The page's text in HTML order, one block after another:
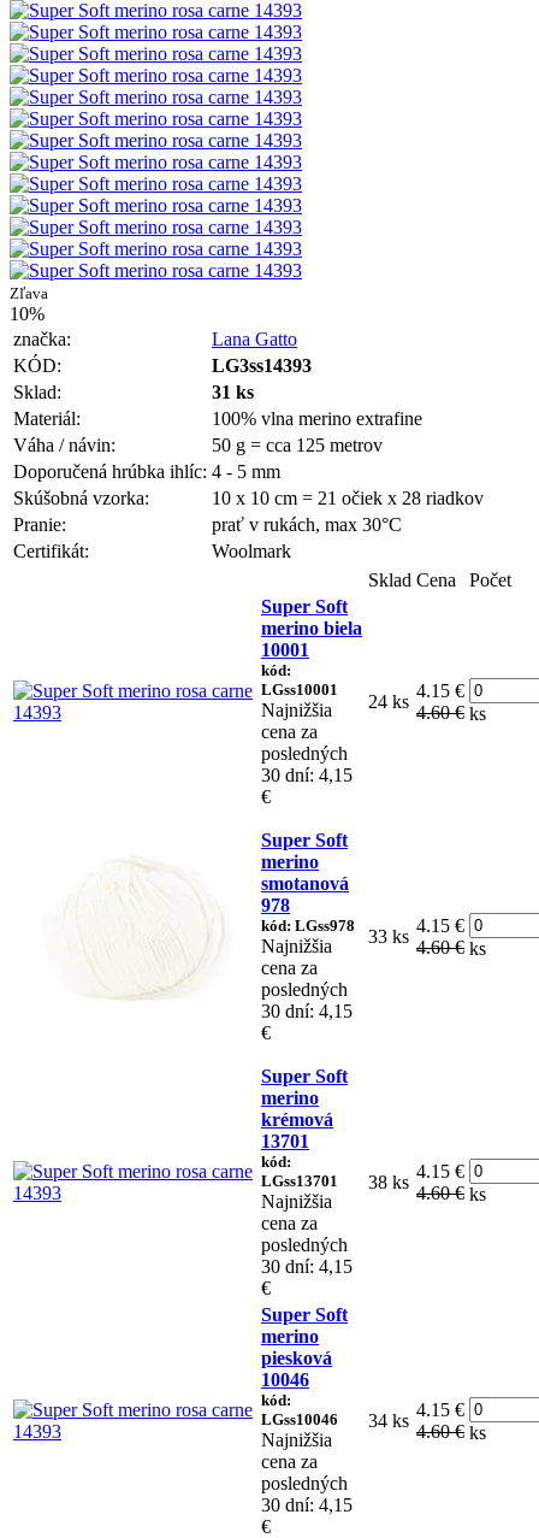
Zľava
10%
značka:
Lana Gatto
KÓD:
LG3ss14393
Sklad:
31 ks
Materiál:
100% vlna merino extrafine
Váha / návin:
50 g = cca 125 metrov
Doporučená hrúbka ihlíc: 4 - 5 mm
Skúšobná vzorka:
10 x 10 cm = 21 očiek x 28 riadkov
Pranie:
prať v rukách, max 30°C
Certifikát:
Woolmark
Sklad Cena
Počet
Super Soft
merino biela
10001
kód:
LGss10001
Najnižšia
cena za
posledných
30 dní: 4,15
€
24 ks
4.15 €
4.60 € ks
Super Soft
merino
smotanová
978
kód: LGss978
Najnižšia
cena za
posledných
30 dní: 4,15
€
33 ks
4.15 €
4.60 € ks
Super Soft
merino
krémová
13701
kód:
LGss13701
Najnižšia
cena za
posledných
30 dní: 4,15
€
38 ks
4.15 €
4.60 € ks
Super Soft
merino
piesková
10046
kód:
LGss10046
Najnižšia
cena za
posledných
30 dní: 4,15
€
34 ks
4.15 €
4.60 € ks